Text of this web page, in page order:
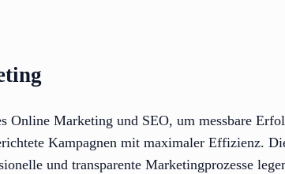
Online Marketing und SEO, um messbare
Kampagnen mit maximaler Effizienz.
und transparente Marketingprozesse